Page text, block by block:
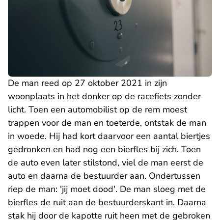
De man reed op 27 oktober 2021 in zijn
woonplaats in het donker op de racefiets zonder
licht. Toen een automobilist op de rem moest
trappen voor de man en toeterde, ontstak de man
in woede. Hij had kort daarvoor een aantal biertjes
gedronken en had nog een bierfles bij zich. Toen
de auto even later stilstond, viel de man eerst de
auto en daarna de bestuurder aan. Ondertussen
riep de man: 'jij moet dood'. De man sloeg met de
bierfles de ruit aan de bestuurderskant in. Daarna
stak hij door de kapotte ruit heen met de gebroken